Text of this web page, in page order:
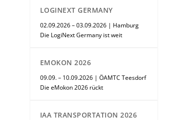
LOGINEXT GERMANY
02.09.2026 – 03.09.2026 | Hamburg
Die LogiNext Germany ist weit
EMOKON 2026
09.09. – 10.09.2026 | ÖAMTC Teesdorf
Die eMokon 2026 rückt
IAA TRANSPORTATION 2026